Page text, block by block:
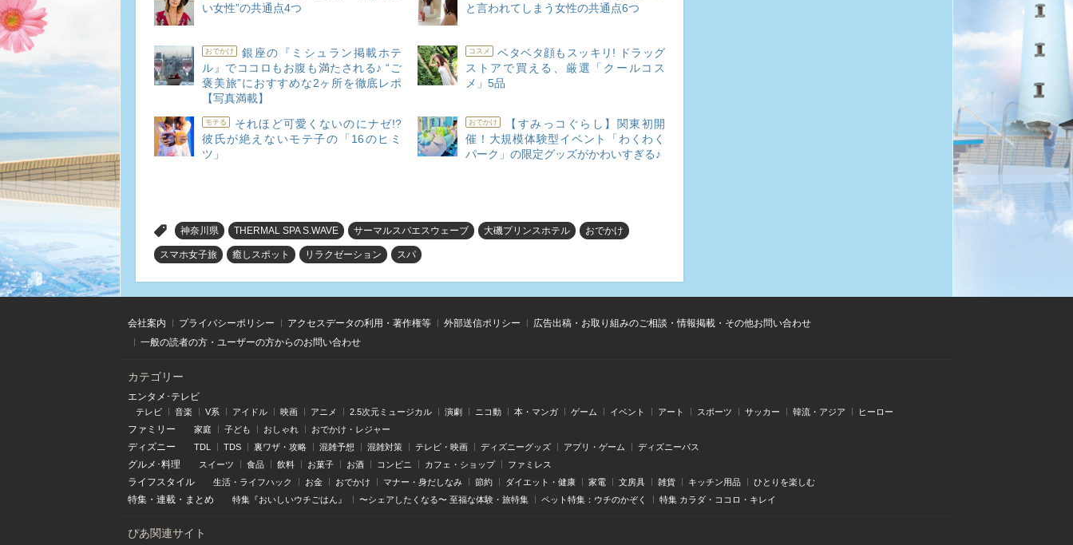
い女性”の共通点4つ
と言われてしまう女性の共通点6つ
おでかけ
銀座の『ミシュラン掲載ホテ
ル』でココロもお腹も満たされる♪ “ご
褒美旅”におすすめな2ヶ所を徹底レポ
【写真満載】
コスメ
ベタベタ顔もスッキリ! ドラッグ
ストアで買える、厳選「クールコス
メ」5品
モテる
それほど可愛くないのにナゼ!?
彼氏が絶えないモテ子の「16のヒミ
ツ」
おでかけ
【すみっコぐらし】関東初開
催！大規模体験型イベント「わくわく
パーク」の限定グッズがかわいすぎる♪
神奈川県 THERMAL SPA S.WAVE サーマルスパエスウェーブ 大磯プリンスホテル おでかけ
スマホ女子旅 癒しスポット リラクゼーション スパ
会社案内 プライバシーポリシー アクセスデータの利用・著作権等 外部送信ポリシー
広告出稿・お取り組みのご相談・情報掲載・その他お問い合わせ
一般の読者の方・ユーザーの方からのお問い合わせ
カテゴリー
エンタメ･テレビ
テレビ 音楽 V系 アイドル 映画 アニメ 2.5次元ミュージカル 演劇 ニコ動 本・マンガ ゲーム イベント アート スポーツ サッカー 韓流・アジア ヒーロー
ファミリー 家庭 子ども おしゃれ おでかけ・レジャー
ディズニー TDL TDS 裏ワザ・攻略 混雑予想 混雑対策 テレビ・映画 ディズニーグッズ アプリ・ゲーム ディズニーパス
グルメ･料理 スイーツ 食品 飲料 お菓子 お酒 コンビニ カフェ・ショップ ファミレス
ライフスタイル 生活・ライフハック お金 おでかけ マナー・身だしなみ 節約 ダイエット・健康 家電 文房具 雑貨 キッチン用品 ひとりを楽しむ
特集 ・ 連載 ・ まとめ 特集『おいしいウチごはん』 〜シェアしたくなる〜 至福な体験・旅特集 ペット特集：ウチのかぞく 特集 カラダ・ココロ・キレイ
ぴあ関連サイト